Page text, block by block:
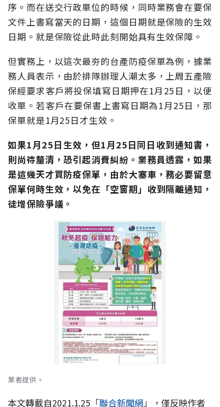
序。而在送交行政單位的時候，同時業務會在要保
文件上書寫當天的日期，這個日期就是保險的生效
日期。就是保險從此時此刻開始具有生效保障。
但實務上，以這次最夯的台產防疫保單為例，據業
務人員表示，由於排隊辦理人潮太多，上周五產險
保經要求客戶將投保填寫日期押在1月25日，以便
收單。若客戶在要保書上書寫日期為1月25日，那
保單就是1月25日才生效。
如果1月25日生效，但1月25日同日收到通知書，
則尚待釐清，恐引起消費糾紛。業務員透露，如果
是這幾天才買防疫保單，由於大塞車，務必要留意
保單何時生效，以免在「空窗期」收到隔離通知，
徒增保險爭議。
業者提供。
本文轉載自2021.1.25「聯合新聞網 」，僅反映作者